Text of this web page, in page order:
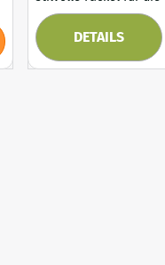
dem Mittelalter, ist
und aus Metall gefertigt. Ausgestattet
einer kleinen Armatur
Schalter in der
DETAILS